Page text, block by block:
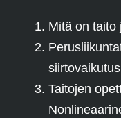
Mitä on taito
siirtovaikutus
Taitojen